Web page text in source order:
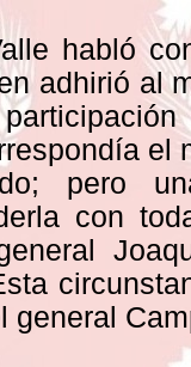
habló
adhirió al
el
pero
con
general